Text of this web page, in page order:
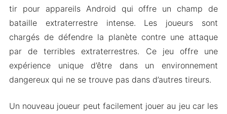
tir pour appareils Android qui offre un champ de
bataille extraterrestre intense. Les joueurs sont
chargés de défendre la planète contre une attaque
par de terribles extraterrestres. Ce jeu offre une
expérience unique d’être dans un environnement
dangereux qui ne se trouve pas dans d’autres tireurs.
Un nouveau joueur peut facilement jouer au jeu car les